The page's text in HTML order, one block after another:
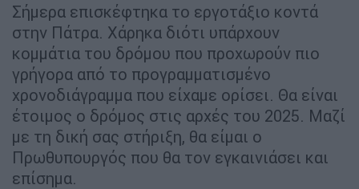
Σήμερα επισκέφτηκα το εργοτάξιο κοντά
στην Πάτρα. Χάρηκα διότι υπάρχουν
κομμάτια του δρόμου που προχωρούν πιο
γρήγορα από το προγραμματισμένο
χρονοδιάγραμμα που είχαμε ορίσει. Θα είναι
έτοιμος ο δρόμος στις αρχές του 2025. Μαζί
με τη δική σας στήριξη, θα είμαι ο
Πρωθυπουργός που θα τον εγκαινιάσει και
επίσημα.